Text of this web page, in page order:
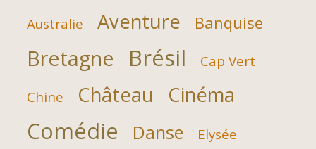
Australie Aventure Banquise
Bretagne Brésil Cap Vert
Chine Château Cinéma
Comédie Danse Elysée